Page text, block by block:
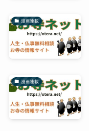
漫画連載
漫画連載